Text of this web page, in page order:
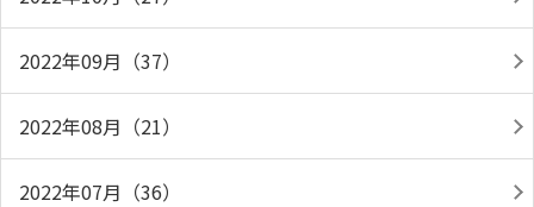
2022年09月（37）
2022年08月（21）
2022年07月（36）